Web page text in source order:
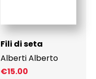
Fili di seta
Alberti Alberto
€15.00